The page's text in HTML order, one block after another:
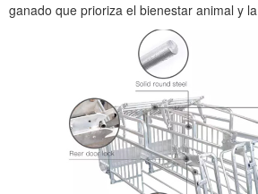
ganado que prioriza el bienestar animal y